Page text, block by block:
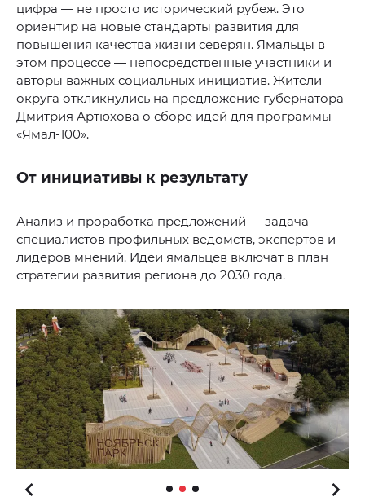
цифра — не просто исторический рубеж. Это
ориентир на новые стандарты развития для
повышения качества жизни северян. Ямальцы в
этом процессе — непосредственные участники и
авторы важных социальных инициатив. Жители
округа откликнулись на предложение губернатора
Дмитрия Артюхова о сборе идей для программы
«Ямал-100».
От инициативы к результату
Анализ и проработка предложений — задача
специалистов профильных ведомств, экспертов и
лидеров мнений. Идеи ямальцев включат в план
стратегии развития региона до 2030 года.